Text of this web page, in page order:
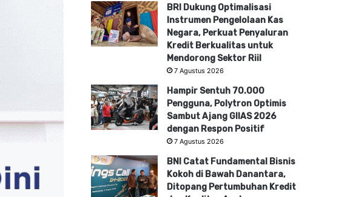
BRI Dukung Optimalisasi
Instrumen Pengelolaan Kas
Negara, Perkuat Penyaluran
Kredit Berkualitas untuk
Mendorong Sektor Riil
7 Agustus 2026
Hampir Sentuh 70.000
Pengguna, Polytron Optimis
Sambut Ajang GIIAS 2026
dengan Respon Positif
7 Agustus 2026
BNI Catat Fundamental Bisnis
Kokoh di Bawah Danantara,
Ditopang Pertumbuhan Kredit